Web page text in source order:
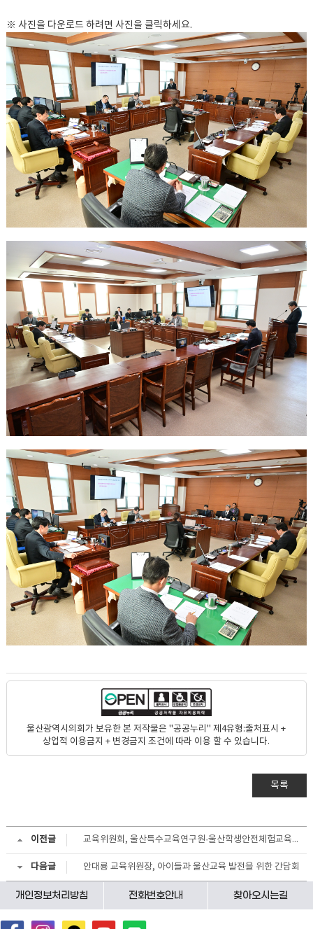
※ 사진을 다운로드 하려면 사진을 클릭하세요.
울산광역시의회가 보유한 본 저작물은 "공공누리" 제4유형:출처표시 +
상업적 이용금지 + 변경금지 조건에 따라 이용 할 수 있습니다.
목록
이전글 교육위원회, 울산특수교육연구원·울산학생안전체험교육원 설립 예정지 현장방문
다음글 안대룡 교육위원장, 아이들과 울산교육 발전을 위한 간담회
개인정보처리방침 전화번호안내 찾아오시는길